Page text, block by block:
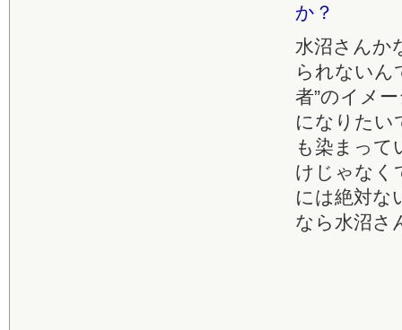
か？
水沼さんか
られないん
者”のイメ
になりたい
も染まって
けじゃなく
には絶対な
なら水沼さ